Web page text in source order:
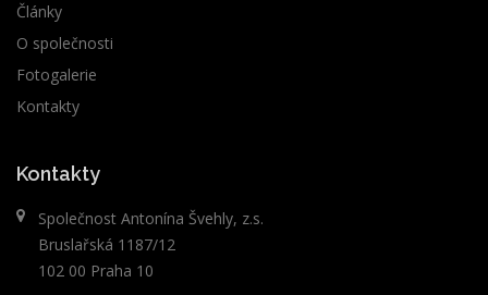
Články
O společnosti
Fotogalerie
Kontakty
Kontakty
Společnost Antonína Švehly, z.s.
Bruslařská 1187/12
102 00 Praha 10